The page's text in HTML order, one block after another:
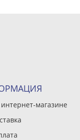
магазине